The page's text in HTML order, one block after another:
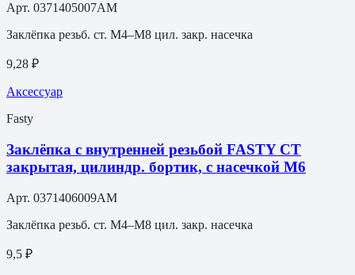
Арт. 0371405007AM
Заклёпка резьб. ст. M4–M8 цил. закр. насечка
9,28 ₽
Аксессуар
Fasty
Заклёпка с внутренней резьбой FASTY СТ
закрытая, цилиндр. бортик, с насечкой М6
Арт. 0371406009AM
Заклёпка резьб. ст. M4–M8 цил. закр. насечка
9,5 ₽